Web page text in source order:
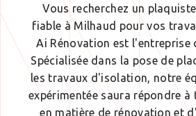
Vous recherchez un
fiable à Milhaud pour vos
Ai Rénovation est l'entreprise
Spécialisée dans la pose de
les travaux d'isolation, notre
expérimentée saura répondre à
en matière de rénovation et